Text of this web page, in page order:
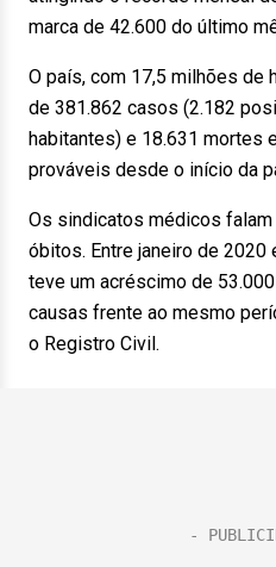
marca de 42.600 do último
O país, com 17,5 milhões de
de 381.862 casos (2.182
habitantes) e 18.631 mortes
prováveis desde o início da
Os sindicatos médicos
óbitos. Entre janeiro de 2020
teve um acréscimo de
causas frente ao mesmo
o Registro Civil.